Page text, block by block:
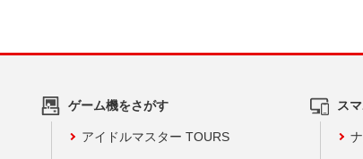
ゲーム機をさがす
アイドルマスター TOURS
ス